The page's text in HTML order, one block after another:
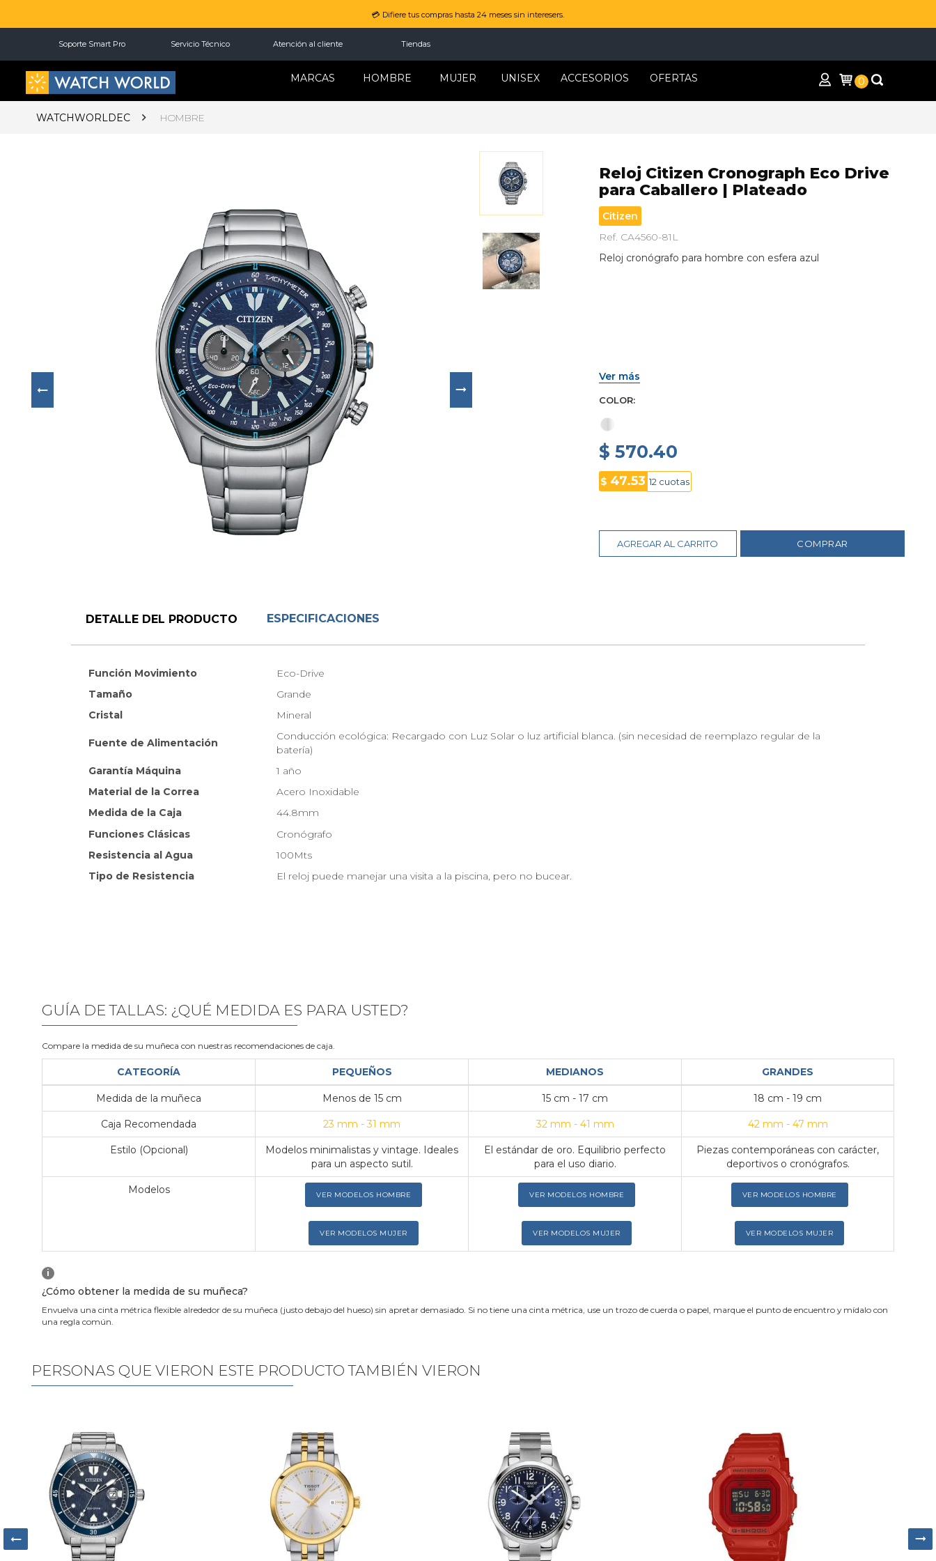
💳 Difiere tus compras hasta 24 meses sin interesers.
Soporte Smart Pro Servicio Técnico Atención al cliente Tiendas
MARCAS HOMBRE MUJER UNISEX ACCESORIOS OFERTAS 0
WATCHWORLDEC HOMBRE
Reloj Citizen Cronograph Eco Drive
para Caballero | Plateado
Citizen
Ref. CA4560-81L
Reloj cronógrafo para hombre con esfera azul
Ver más
COLOR
$ 570.40
$ 47.53 12 cuotas
AGREGAR AL CARRITO COMPRAR
DETALLE DEL PRODUCTO ESPECIFICACIONES
Función Movimiento
Eco-Drive
Tamaño
Grande
Cristal
Mineral
Fuente de Alimentación
Conducción ecológica: Recargado con Luz Solar o luz artificial blanca. (sin necesidad de reemplazo regular de la
batería)
Garantía Máquina
1 año
Material de la Correa
Acero Inoxidable
Medida de la Caja
44.8mm
Funciones Clásicas
Cronógrafo
Resistencia al Agua
100Mts
Tipo de Resistencia
El reloj puede manejar una visita a la piscina, pero no bucear.
GUÍA DE TALLAS: ¿QUÉ MEDIDA ES PARA USTED?
Compare la medida de su muñeca con nuestras recomendaciones de caja.
CATEGORÍA PEQUEÑOS MEDIANOS GRANDES
Medida de la muñeca Menos de 15 cm 15 cm - 17 cm 18 cm - 19 cm
Caja Recomendada 23 mm - 31 mm 32 mm - 41 mm 42 mm - 47 mm
Estilo (Opcional)
Modelos minimalistas y vintage. Ideales
para un aspecto sutil.
El estándar de oro. Equilibrio perfecto
para el uso diario.
Piezas contemporáneas con carácter,
deportivos o cronógrafos.
Modelos VER MODELOS HOMBRE
VER MODELOS MUJER
VER MODELOS HOMBRE
VER MODELOS MUJER
VER MODELOS HOMBRE
VER MODELOS MUJER
i
¿Cómo obtener la medida de su muñeca?
Envuelva una cinta métrica flexible alrededor de su muñeca (justo debajo del hueso) sin apretar demasiado. Si no tiene una cinta métrica, use un trozo de cuerda o papel, marque el punto de encuentro y mídalo con
una regla común.
PERSONAS QUE VIERON ESTE PRODUCTO TAMBIÉN VIERON